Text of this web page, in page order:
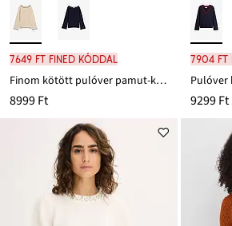
7649 Ft FINED kóddal
Finom kötött pulóver pamut-keverékből
8999 Ft
7904 Ft
Pulóver
9299 Ft